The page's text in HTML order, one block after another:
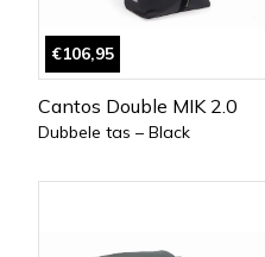
€106,95
Cantos Double MIK 2.0
Dubbele tas – Black